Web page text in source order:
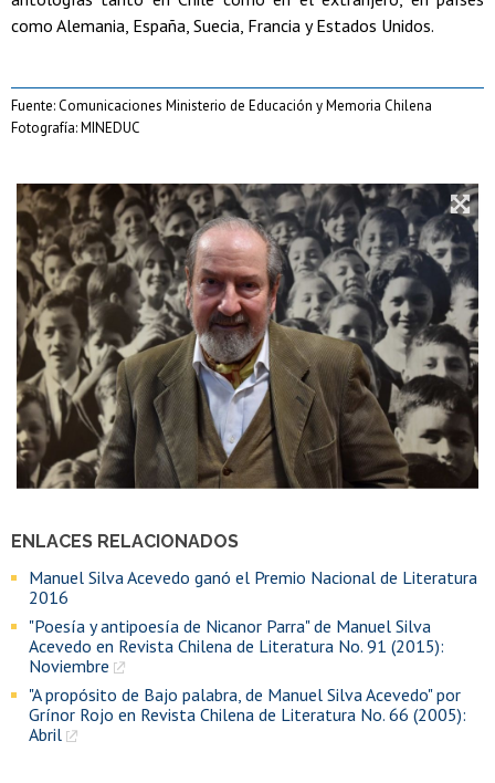
ENLACES RELACIONADOS
Manuel Silva Acevedo ganó el Premio Nacional de Literatura
2016
"Poesía y antipoesía de Nicanor Parra" de Manuel Silva
Acevedo en Revista Chilena de Literatura No. 91 (2015):
Noviembre
"A propósito de Bajo palabra, de Manuel Silva Acevedo" por
Grínor Rojo en Revista Chilena de Literatura No. 66 (2005):
Abril
como Alemania, España, Suecia, Francia y Estados Unidos.
Fuente: Comunicaciones Ministerio de Educación y Memoria Chilena
Fotografía: MINEDUC